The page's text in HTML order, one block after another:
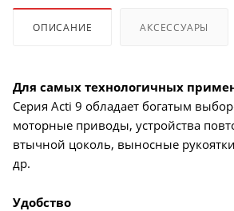
ОПИСАНИЕ АКСЕССУАРЫ
Для самых технологичных
Серия Acti 9 обладает богатым
моторные приводы, устройства
втычной цоколь, выносные
др.
Удобство